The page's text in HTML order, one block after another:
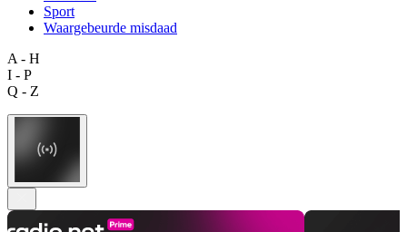
Sport
Waargebeurde misdaad
A - H
I - P
Q - Z